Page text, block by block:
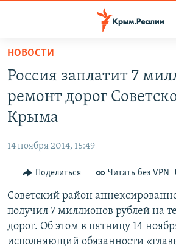
Вернуться
основному
содержанию
Вернутся
главной
навигации
Вернутся
поиску
11 ЛЕТ ОККУПАЦИИ КРЫМА. 11 ИСТОРИЙ
ВОДА
ЕЩЕ
ИНТЕРАКТИВ
ИНФОГРАФИКА
ТЕЛЕПРОЕКТ КРЫМ.РЕАЛИИ
СОВЕТЫ ПРАВОЗАЩИТНИКОВ
РАДІО СВОБОДА
КАК ОБОЙТИ БЛОКИРОВКУ
Українською
НОВОСТИ
Россия заплатит 7
ремонт дорог
Крыма
14 ноября 2014, 15:49
Поделиться Читать без VPN
Советский район
получил 7 миллионов рублей на
дорог. Об этом в пятницу 14
исполняющий обязанности